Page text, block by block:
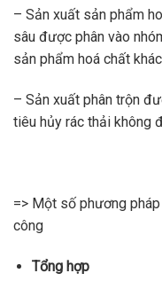
– Sản xuất sản phẩm
sâu được phân vào
sản phẩm hoá chất
– Sản xuất phân trộn
tiêu hủy rác thải không
=> Một số phương
công
Tổng hợp